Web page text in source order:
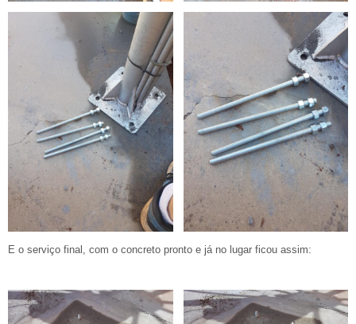
E o serviço final, com o concreto pronto e já no lugar ficou assim: